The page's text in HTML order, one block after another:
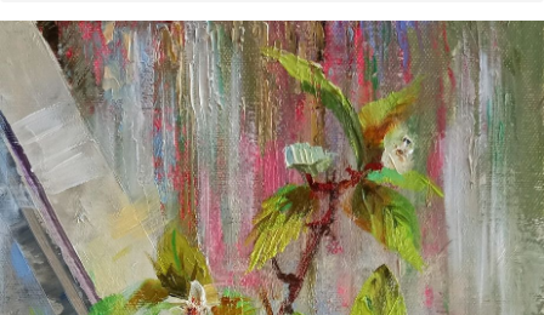
Kateqoriyalar
Sifarişlə
Media
Əlaqə